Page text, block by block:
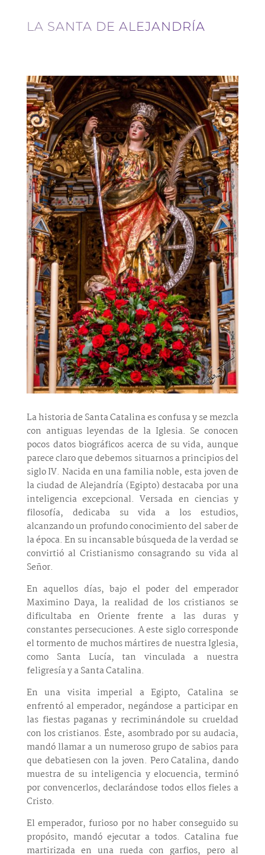
LA SANTA DE ALEJANDRÍA
La historia de Santa Catalina es confusa y se mezcla
con antiguas leyendas de la Iglesia. Se conocen
pocos datos biográficos acerca de su vida, aunque
parece claro que debemos situarnos a principios del
siglo IV. Nacida en una familia noble, esta joven de
la ciudad de Alejandría (Egipto) destacaba por una
inteligencia excepcional. Versada en ciencias y
filosofía, dedicaba su vida a los estudios,
alcanzando un profundo conocimiento del saber de
la época. En su incansable búsqueda de la verdad se
convirtió al Cristianismo consagrando su vida al
Señor.
En aquellos días, bajo el poder del emperador
Maximino Daya, la realidad de los cristianos se
dificultaba en Oriente frente a las duras y
constantes persecuciones. A este siglo corresponde
el tormento de muchos mártires de nuestra Iglesia,
como Santa Lucía, tan vinculada a nuestra
feligresía y a Santa Catalina.
En una visita imperial a Egipto, Catalina se
enfrentó al emperador, negándose a participar en
las fiestas paganas y recriminándole su crueldad
con los cristianos. Éste, asombrado por su audacia,
mandó llamar a un numeroso grupo de sabios para
que debatiesen con la joven. Pero Catalina, dando
muestra de su inteligencia y elocuencia, terminó
por convencerlos, declarándose todos ellos fieles a
Cristo.
El emperador, furioso por no haber conseguido su
propósito, mandó ejecutar a todos. Catalina fue
martirizada en una rueda con garfios, pero al